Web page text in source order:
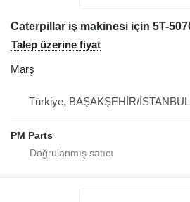
Talep üzerine fiyat
Marş
Türkiye, BAŞAKŞEHİR/İSTANBUL
PM Parts